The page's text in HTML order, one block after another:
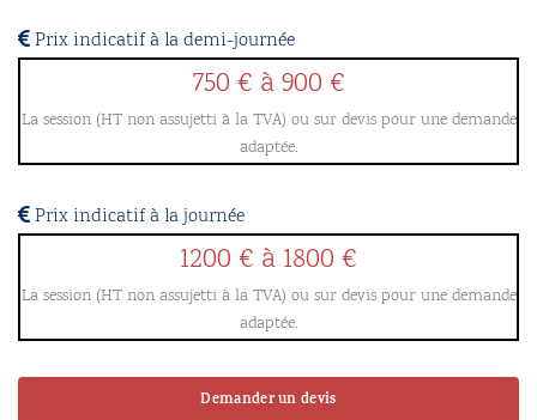
de
satisfaction
cette
Prix indicatif à la demi-journée
750 € à 900 €
La session (HT non assujetti à la TVA) ou sur devis pour une demande
adaptée.
Prix indicatif à la journée
1200 € à 1800 €
La session (HT non assujetti à la TVA) ou sur devis pour une demande
adaptée.
Demander un devis